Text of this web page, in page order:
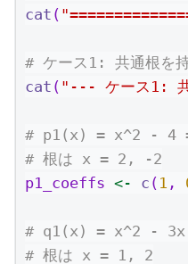
cat (
# ケース1: 共通根を
cat ( "--- ケース1:
# p1(x) = x^2 - 4
# 根は x = 2, -2
p1_coeffs <- c ( 1 ,
# q1(x) = x^2 -
# 根は x = 1, 2